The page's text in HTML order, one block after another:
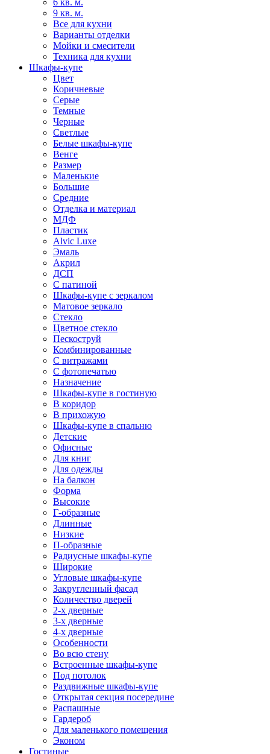
6 кв. м.
9 кв. м.
Все для кухни
Варианты отделки
Мойки и смесители
Техника для кухни
Шкафы-купе
Цвет
Коричневые
Серые
Темные
Черные
Светлые
Белые шкафы-купе
Венге
Размер
Маленькие
Большие
Средние
Отделка и материал
МДФ
Пластик
Alvic Luxe
Эмаль
Акрил
ДСП
С патиной
Шкафы-купе с зеркалом
Матовое зеркало
Стекло
Цветное стекло
Пескоструй
Комбинированные
С витражами
С фотопечатью
Назначение
Шкафы-купе в гостиную
В коридор
В прихожую
Шкафы-купе в спальню
Детские
Офисные
Для книг
Для одежды
На балкон
Форма
Высокие
Г-образные
Длинные
Низкие
П-образные
Радиусные шкафы-купе
Широкие
Угловые шкафы-купе
Закругленный фасад
Количество дверей
2-х дверные
3-х дверные
4-х дверные
Особенности
Во всю стену
Встроенные шкафы-купе
Под потолок
Раздвижные шкафы-купе
Открытая секция посередине
Распашные
Гардероб
Для маленького помещения
Эконом
Гостиные